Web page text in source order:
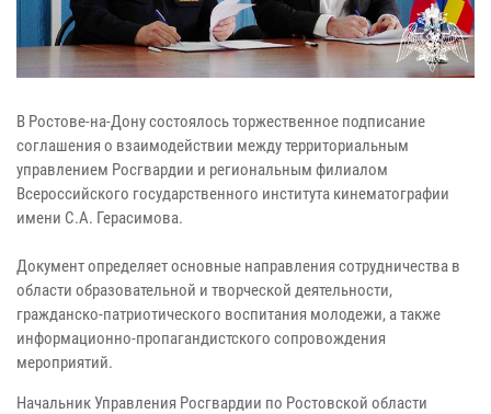
В Ростове-на-Дону состоялось торжественное подписание
соглашения о взаимодействии между территориальным
управлением Росгвардии и региональным филиалом
Всероссийского государственного института кинематографии
имени С.А. Герасимова.
Документ определяет основные направления сотрудничества в
области образовательной и творческой деятельности,
гражданско-патриотического воспитания молодежи, а также
информационно-пропагандистского сопровождения
мероприятий.
Начальник Управления Росгвардии по Ростовской области